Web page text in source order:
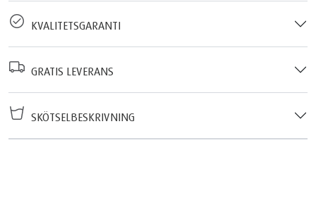
KVALITETSGARANTI
GRATIS LEVERANS
SKÖTSELBESKRIVNING